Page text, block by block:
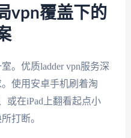
vpn覆盖下的
。优质ladder vpn服务深
使用安卓手机刷着淘
或在iPad上翻看起点小
打断。